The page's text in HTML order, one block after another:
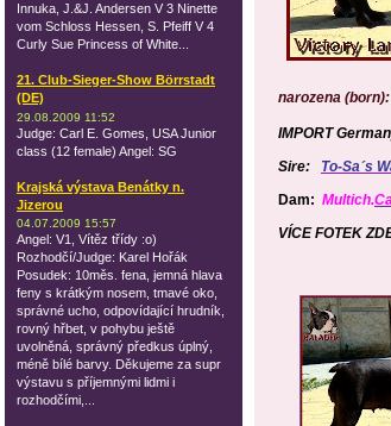
narozena
IMPORT
Sire:
To-Sa´s
Dam: Multich.
VÍCE FOTEK
Innuka, J.&J. Andersen V 3 Ninette
vom Schloss Hessen, S. Pfeiff V 4
Curly Sue Princess of White...
21. Club-Sieger-Show Börrstadt
(DE)
29.08.2009 11:52
Judge: Carl E. Gomes, USA Junior
class (12 female) Angel: SG
Krajská výstava Benátky n.
Jizerou
04.07.2009 15:57
Angel: V1, Vítěz třídy :o)
Rozhodčí/Judge: Karel Hořák
Posudek: 10měs. fena, jemná hlava
feny s krátkým nosem, tmavé oko,
správné ucho, odpovídající hrudník,
rovný hřbet, v pohybu ještě
uvolněná, správný předkus úplný,
méně bílé barvy. Děkujeme za supr
výstavu s příjemnými lidmi i
rozhodčími,...